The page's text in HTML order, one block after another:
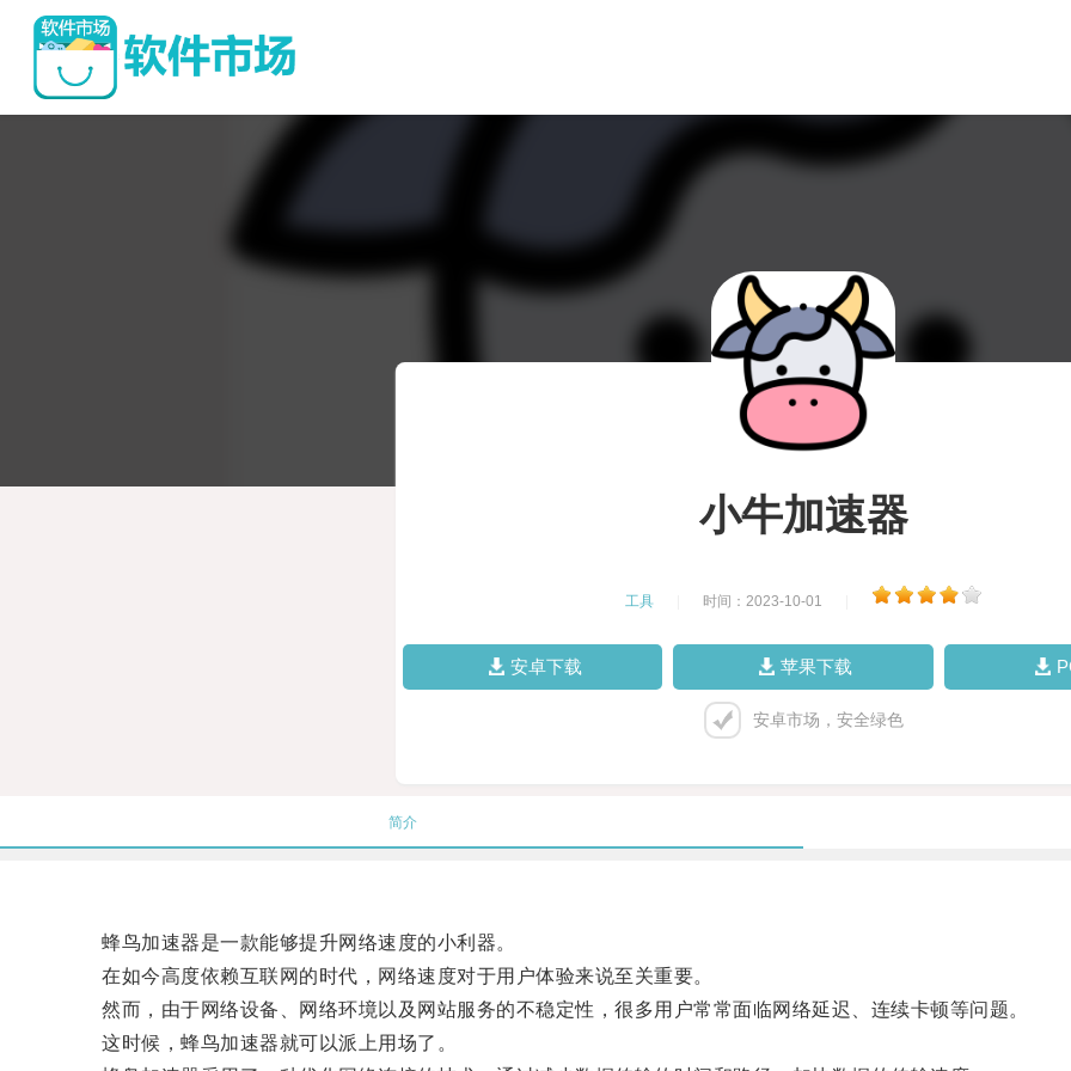
小牛加速器
工具 时间：2023-10-01
安卓下载 苹果下载
安卓市场，安全绿色
简介
蜂鸟加速器是一款能够提升网络速度的小利器。
在如今高度依赖互联网的时代，网络速度对于用户体验来说至关重要。
然而，由于网络设备、网络环境以及网站服务的不稳定性，很多用户常常面临网络延迟、连续卡顿等问题。
这时候，蜂鸟加速器就可以派上用场了。